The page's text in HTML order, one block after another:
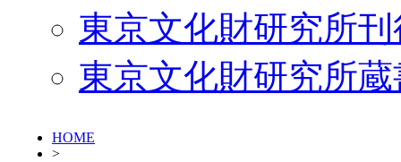
東京文化財研究所
東京文化財研究所
HOME
>